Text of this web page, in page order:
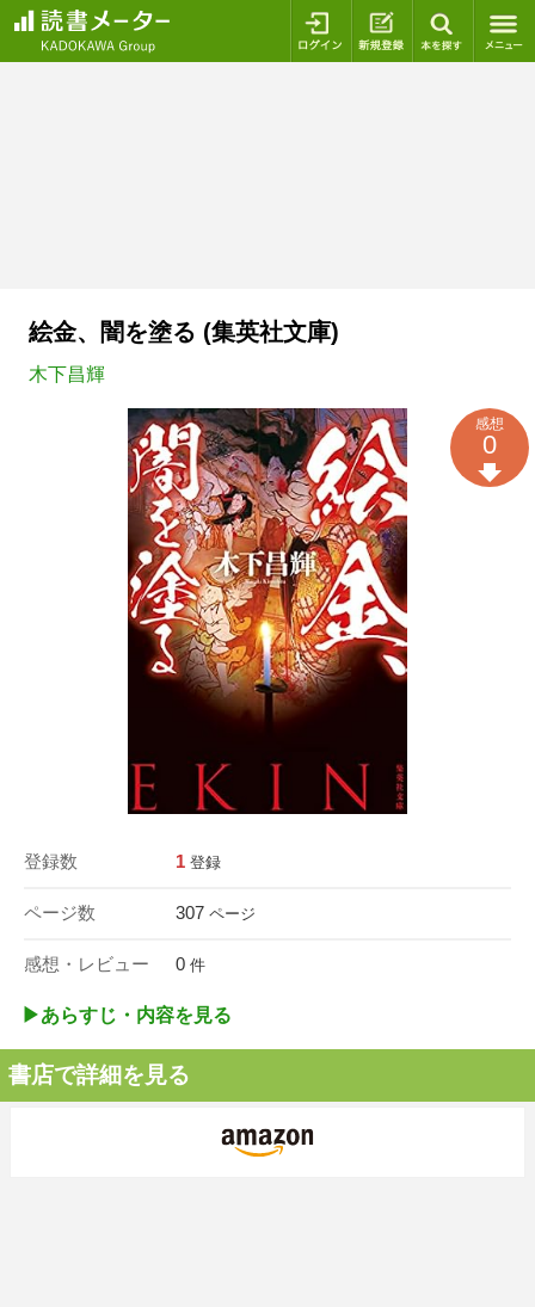
ログイン 新規登録
絵金、闇を塗る (集英社文庫)
木下昌輝
登録数 1 登録
ページ数 307 ページ
感想・レビュー 0 件
感想
0
▶︎あらすじ・内容を見る
書店で詳細を見る